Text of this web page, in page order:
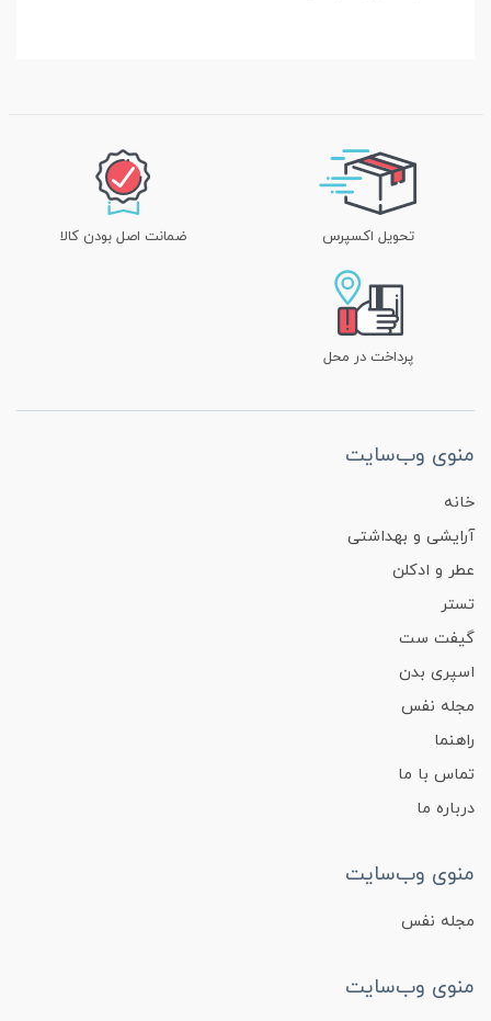
تحویل اکسپرس ضمانت اصل بودن کالا
پرداخت در محل
منوی وب‌سایت
خانه
آرایشی و بهداشتی
عطر و ادکلن
تستر
گیفت ست
اسپری بدن
مجله نفس
راهنما
تماس با ما
درباره ما
منوی وب‌سایت
مجله نفس
منوی وب‌سایت